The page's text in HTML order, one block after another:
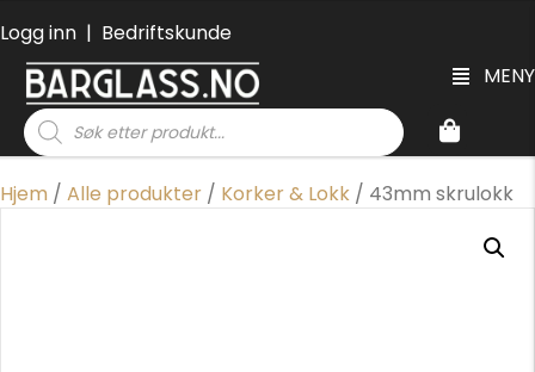
Logg inn | Bedriftskunde
MENY
Products
search
Hjem / Alle produkter / Korker & Lokk / 43mm skrulokk